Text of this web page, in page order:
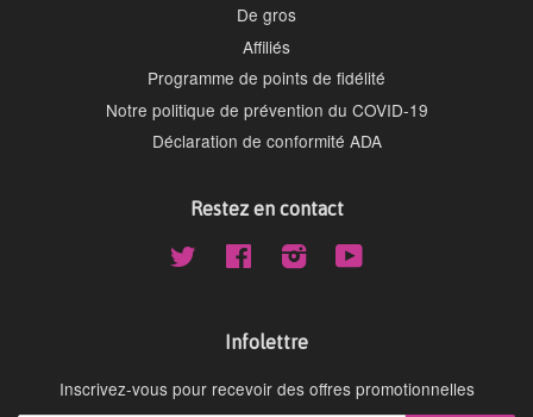
De gros
Affiliés
Programme de points de fidélité
Notre politique de prévention du COVID-19
Déclaration de conformité ADA
Restez en contact
Twitter Facebook Instagram
Infolettre
Inscrivez-vous pour recevoir des offres promotionnelles